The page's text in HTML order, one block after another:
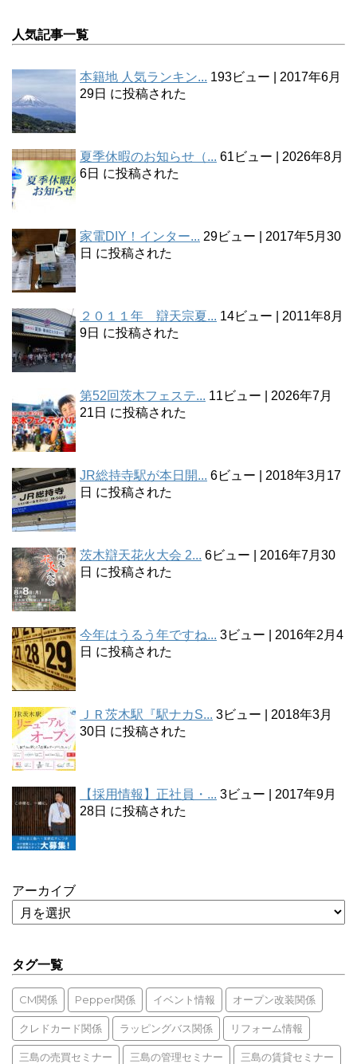
人気記事一覧
本籍地 人気ランキン... 193ビュー
2017年6月
29日 に投稿された
夏季休暇のお知らせ（... 61ビュー
2026年8月
6日 に投稿された
家電DIY！インター... 29ビュー
2017年5月30
日 に投稿された
２０１１年 辯天宗夏... 14ビュー
2011年8月
9日 に投稿された
第52回茨木フェステ... 11ビュー
2026年7月
21日 に投稿された
JR総持寺駅が本日開... 6ビュー
2018年3月17
日 に投稿された
茨木辯天花火大会 2... 6ビュー
2016年7月30
日 に投稿された
今年はうるう年ですね... 3ビュー
2016年2月4
日 に投稿された
ＪＲ茨木駅『駅ナカS... 3ビュー
2018年3月
30日 に投稿された
【採用情報】正社員・... 3ビュー
2017年9月
28日 に投稿された
アーカイブ
タグ一覧
CM関係 Pepper関係 イベント情報 オープン改装関係
クレドカード関係 ラッピングバス関係 リフォーム情報
三島の売買セミナー 三島の管理セミナー 三島の賃貸セミナー